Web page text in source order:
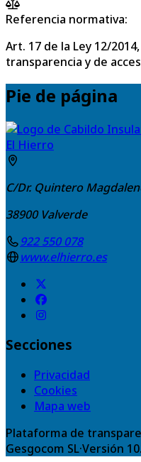
Referencia normativa:
Art. 17 de la Ley 12/
transparencia y de
Pie de página
El Hierro
C/Dr. Quintero
38900 Valverde
922 550 078
www.elhierro.es
Secciones
Privacidad
Cookies
Mapa web
Plataforma de
Gesgocom SL·Versión